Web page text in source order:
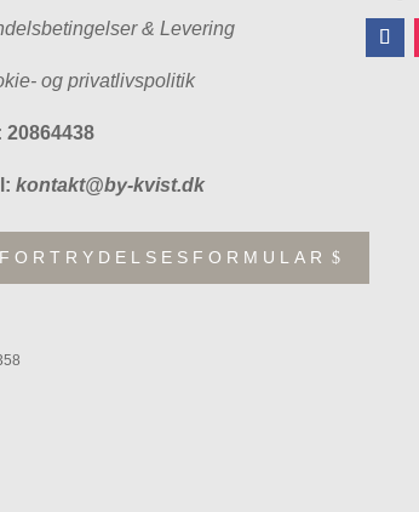
& Levering
og privatlivspolitik
20864438
kontakt@by-kvist.dk
FORTRYDELSESFORMULAR